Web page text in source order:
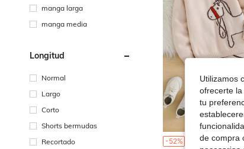
manga larga
manga media
Longitud
Normal
Largo
Corto
Shorts bermudas
Recortado
-52%
SHEIN Set de 2 piezas: Parte superior de manga larga con cuello redondo y gráfico de gato
Utilizamos
ofrecerte
tu
de compra